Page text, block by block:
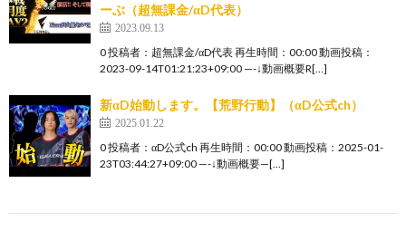
ーぶ（超無課金/αD代表）
2023.09.13
0 投稿者：超無課金/αD代表 再生時間：00:00 動画投稿：
2023-09-14T01:21:23+09:00 —-↓動画概要R[…]
新αD始動します。【荒野行動】（αD公式ch）
2025.01.22
0 投稿者：αD公式ch 再生時間：00:00 動画投稿：2025-01-
23T03:44:27+09:00 —-↓動画概要—[…]